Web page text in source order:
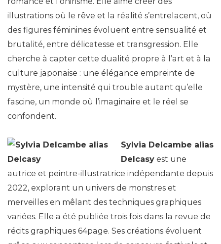
illustrations où le rêve et la réalité s’entrelacent, où
des figures féminines évoluent entre sensualité et
brutalité, entre délicatesse et transgression. Elle
cherche à capter cette dualité propre à l’art et à la
culture japonaise : une élégance empreinte de
mystère, une intensité qui trouble autant qu’elle
fascine, un monde où l’imaginaire et le réel se
confondent.
Sylvia Delcambe alias
Delcasyest une
autrice et peintre-illustratrice indépendante depuis
2022, explorant un univers de monstres et
merveilles en mêlant des techniques graphiques
variées. Elle a été publiée trois fois dans la revue de
récits graphiques 64page. Ses créations évoluent